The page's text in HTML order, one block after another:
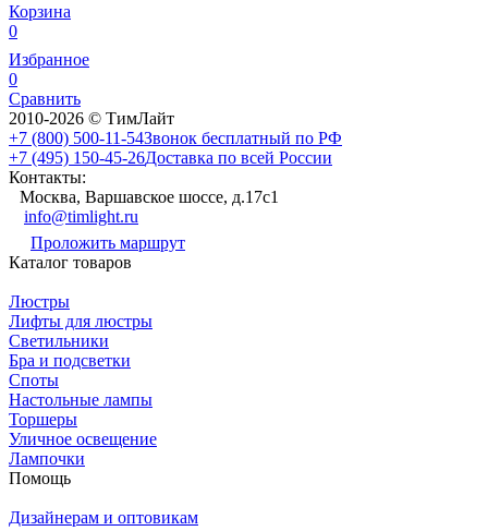
Корзина
0
Избранное
0
Сравнить
2010-2026 © ТимЛайт
+7 (800) 500-11-54Звонок бесплатный по РФ
+7 (495) 150-45-26Доставка по всей России
Контакты:
Москва, Варшавское шоссе, д.17c1
info@timlight.ru
Проложить маршрут
Каталог товаров
Люстры
Лифты для люстры
Светильники
Бра и подсветки
Споты
Настольные лампы
Торшеры
Уличное освещение
Лампочки
Помощь
Дизайнерам и оптовикам